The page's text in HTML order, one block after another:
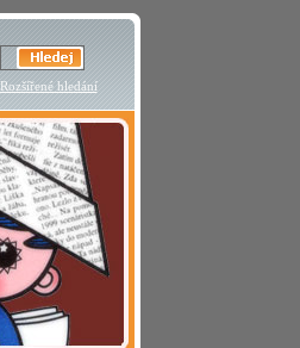
Rozšířené hledání